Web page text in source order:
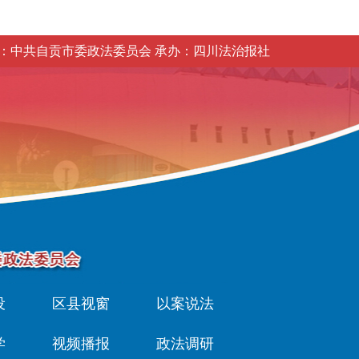
中共自贡市委政法委员会 承办：四川法治报社
区县视窗 以案说法
视频播报 政法调研